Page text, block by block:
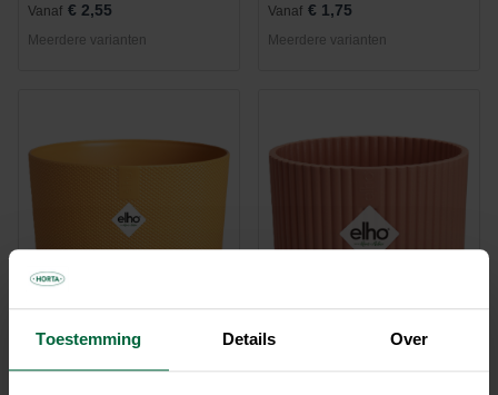
Toestemming Details Over
Vanaf € 2,55
Meerdere varianten
Vanaf € 1,75
Meerdere varianten